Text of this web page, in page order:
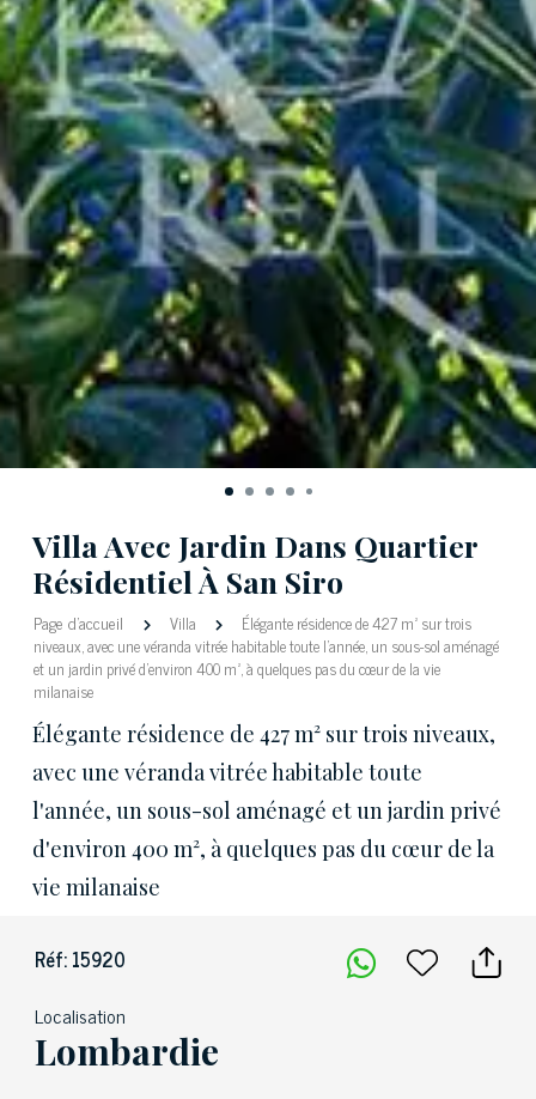
Villa Avec Jardin Dans Quartier
Résidentiel À San Siro
Page d'accueil Villa
Élégante résidence de 427 m² sur trois
niveaux, avec une véranda vitrée habitable toute l'année, un sous-sol aménagé
et un jardin privé d'environ 400 m², à quelques pas du cœur de la vie
milanaise
Élégante résidence de 427 m² sur trois niveaux,
avec une véranda vitrée habitable toute
l'année, un sous-sol aménagé et un jardin privé
d'environ 400 m², à quelques pas du cœur de la
vie milanaise
Réf: 15920
Localisation
Lombardie